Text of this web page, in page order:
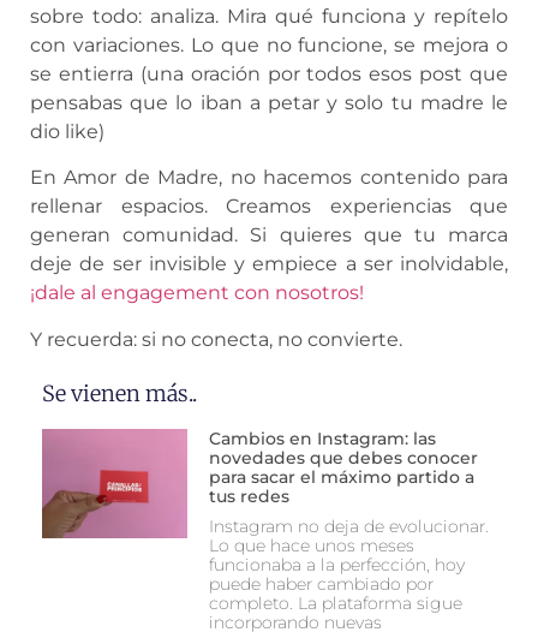
sobre todo: analiza. Mira qué funciona y repítelo
con variaciones. Lo que no funcione, se mejora o
se entierra (una oración por todos esos post que
pensabas que lo iban a petar y solo tu madre le
dio like)
En Amor de Madre, no hacemos contenido para
rellenar espacios. Creamos experiencias que
generan comunidad. Si quieres que tu marca
deje de ser invisible y empiece a ser inolvidable,
¡dale al engagement con nosotros!
Y recuerda: si no conecta, no convierte.
Se vienen más..
Cambios en Instagram: las
novedades que debes conocer
para sacar el máximo partido a
tus redes
Instagram no deja de evolucionar.
Lo que hace unos meses
funcionaba a la perfección, hoy
puede haber cambiado por
completo. La plataforma sigue
incorporando nuevas